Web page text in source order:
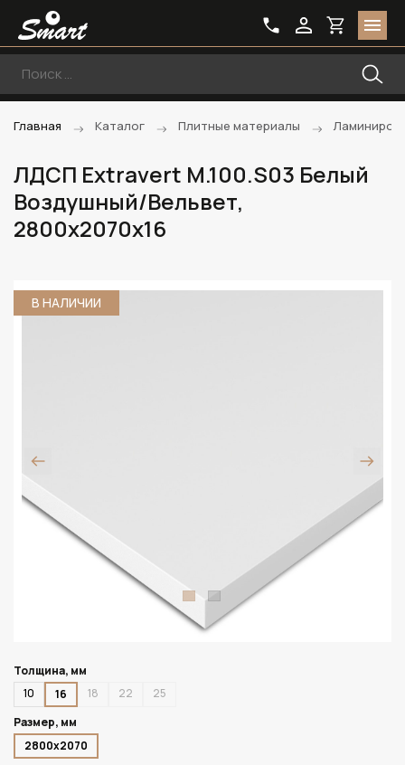
Главная Каталог Плитные материалы
ЛДСП Extravert M.100.S03 Белый
Воздушный/Вельвет,
2800х2070х16
В НАЛИЧИИ
Толщина, мм
10
16 18 22
25
Размер, мм
2800х2070